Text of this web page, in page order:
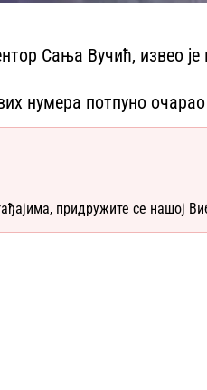
Сања Вучић, извео
нумера потпуно
придружите се нашој